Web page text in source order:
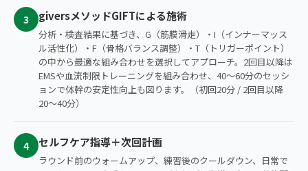
3 giversメソッドGIFTによる施術
分析・検査結果に基づき、G（筋膜滑走）・I（インナーマッス
ル活性化）・F（骨格バランス調整）・T（トリガーポイント）
の中から最適な組み合わせを選択してアプローチ。2回目以降は
EMSや血流制限トレーニングを組み合わせ、40〜60分のセッシ
ョンで体幹の安定性向上も図ります。（初回20分 / 2回目以降
20〜40分）
4 セルフケア指導＋次回計画
ラウンド前のウォームアップ、練習後のクールダウン、日常で